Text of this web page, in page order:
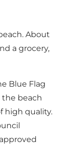
About
a grocery,
Blue Flag
the beach
high quality.